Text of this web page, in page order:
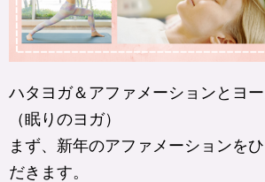
ハタヨガ＆アファメーションとヨ
（眠りのヨガ）​
まず、新年のアファメーションを
だきます。